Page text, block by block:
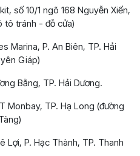
số 10/1 ngõ 168 Nguyễn Xiển,
tô tránh - đỗ cửa)
Marina, P. An Biên, TP. Hải
Giáp)
Bằng, TP. Hải Dương.
Monbay, TP. Hạ Long (đường
Lợi, P. Hạc Thành, TP. Thanh